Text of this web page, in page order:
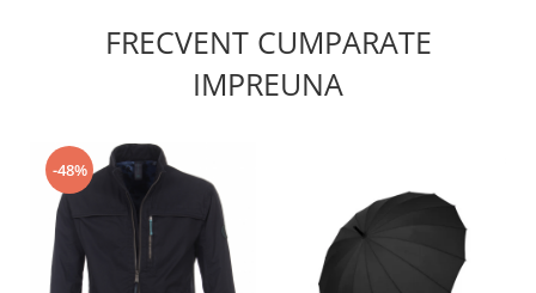
FRECVENT CUMPARATE
IMPREUNA
-48%